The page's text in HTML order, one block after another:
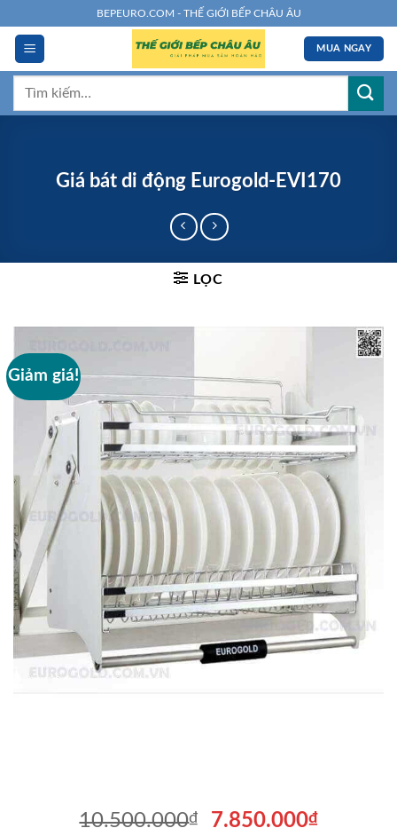
đến
dung
BEPEURO.COM - THẾ GIỚI BẾP CHÂU ÂU
MUA NGAY
Tìm
Giá bát di động Eurogold-EVI170
LỌC
Giảm giá!
10.500.000₫
Giá
7.850.000₫Giá